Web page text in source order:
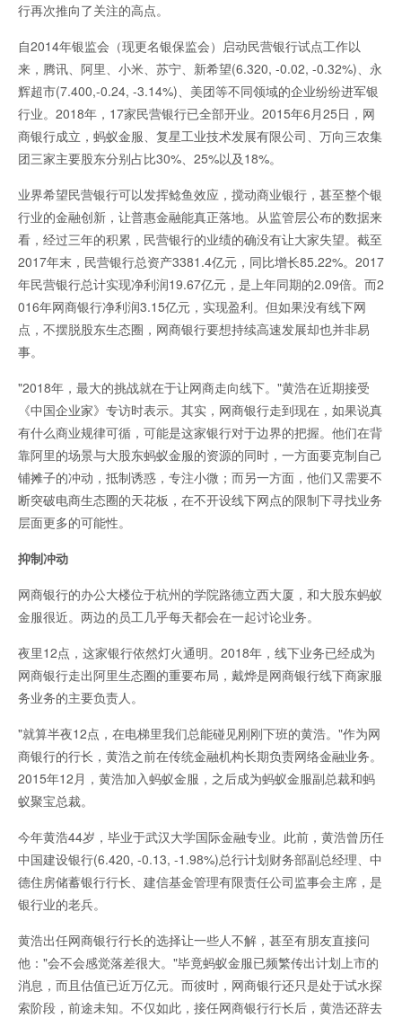
行再次推向了关注的高点。
自2014年银监会（现更名银保监会）启动民营银行试点工作以
来，腾讯、阿里、小米、苏宁、新希望(6.320, -0.02, -0.32%)、永
辉超市(7.400,-0.24, -3.14%)、美团等不同领域的企业纷纷进军银
行业。2018年，17家民营银行已全部开业。2015年6月25日，网
商银行成立，蚂蚁金服、复星工业技术发展有限公司、万向三农集
团三家主要股东分别占比30%、25%以及18%。
业界希望民营银行可以发挥鲶鱼效应，搅动商业银行，甚至整个银
行业的金融创新，让普惠金融能真正落地。从监管层公布的数据来
看，经过三年的积累，民营银行的业绩的确没有让大家失望。截至
2017年末，民营银行总资产3381.4亿元，同比增长85.22%。2017
年民营银行总计实现净利润19.67亿元，是上年同期的2.09倍。而2
016年网商银行净利润3.15亿元，实现盈利。但如果没有线下网
点，不摆脱股东生态圈，网商银行要想持续高速发展却也并非易
事。
"2018年，最大的挑战就在于让网商走向线下。"黄浩在近期接受
《中国企业家》专访时表示。其实，网商银行走到现在，如果说真
有什么商业规律可循，可能是这家银行对于边界的把握。他们在背
靠阿里的场景与大股东蚂蚁金服的资源的同时，一方面要克制自己
铺摊子的冲动，抵制诱惑，专注小微；而另一方面，他们又需要不
断突破电商生态圈的天花板，在不开设线下网点的限制下寻找业务
层面更多的可能性。
抑制冲动
网商银行的办公大楼位于杭州的学院路德立西大厦，和大股东蚂蚁
金服很近。两边的员工几乎每天都会在一起讨论业务。
夜里12点，这家银行依然灯火通明。2018年，线下业务已经成为
网商银行走出阿里生态圈的重要布局，戴烨是网商银行线下商家服
务业务的主要负责人。
"就算半夜12点，在电梯里我们总能碰见刚刚下班的黄浩。"作为网
商银行的行长，黄浩之前在传统金融机构长期负责网络金融业务。
2015年12月，黄浩加入蚂蚁金服，之后成为蚂蚁金服副总裁和蚂
蚁聚宝总裁。
今年黄浩44岁，毕业于武汉大学国际金融专业。此前，黄浩曾历任
中国建设银行(6.420, -0.13, -1.98%)总行计划财务部副总经理、中
德住房储蓄银行行长、建信基金管理有限责任公司监事会主席，是
银行业的老兵。
黄浩出任网商银行行长的选择让一些人不解，甚至有朋友直接问
他："会不会感觉落差很大。"毕竟蚂蚁金服已频繁传出计划上市的
消息，而且估值已近万亿元。而彼时，网商银行还只是处于试水探
索阶段，前途未知。不仅如此，接任网商银行行长后，黄浩还辞去